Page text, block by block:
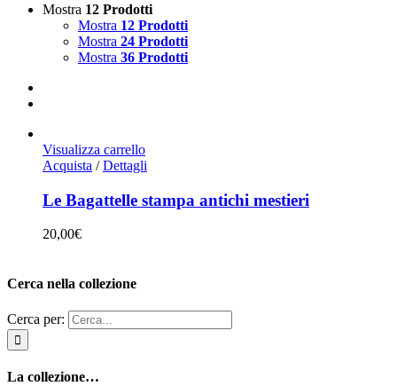
Mostra 12 Prodotti
Mostra 12 Prodotti
Mostra 24 Prodotti
Mostra 36 Prodotti
Visualizza carrello
Acquista / Dettagli
Le Bagattelle stampa antichi mestieri
20,00€
Cerca nella collezione
Cerca per:
La collezione…